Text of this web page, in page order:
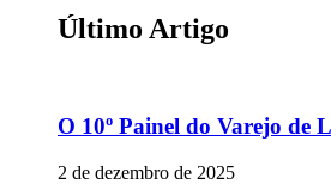
Último Artigo
O 10º Painel do Varejo
2 de dezembro de 2025